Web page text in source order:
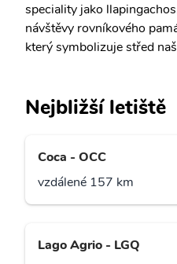
speciality jako
návštěvy rovníkového
který symbolizuje střed
Nejbližší letiště
Coca - OCC
vzdálené 157 km
Lago Agrio - LGQ